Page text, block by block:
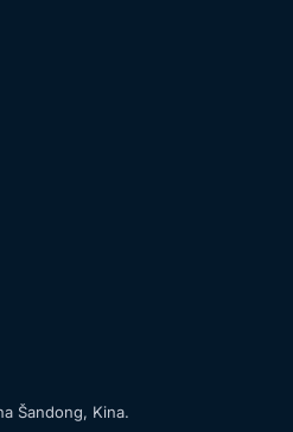
Šandong, Kina.